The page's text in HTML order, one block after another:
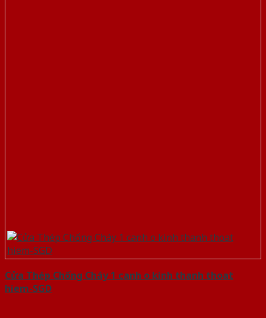
Cửa Thép Chống Cháy 1 canh o kinh thanh thoat
hiem-SGD